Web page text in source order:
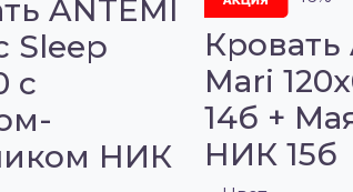
ANTEMI
Sleep
с
НИК
Кровать
Mari
14б +
НИК 15б